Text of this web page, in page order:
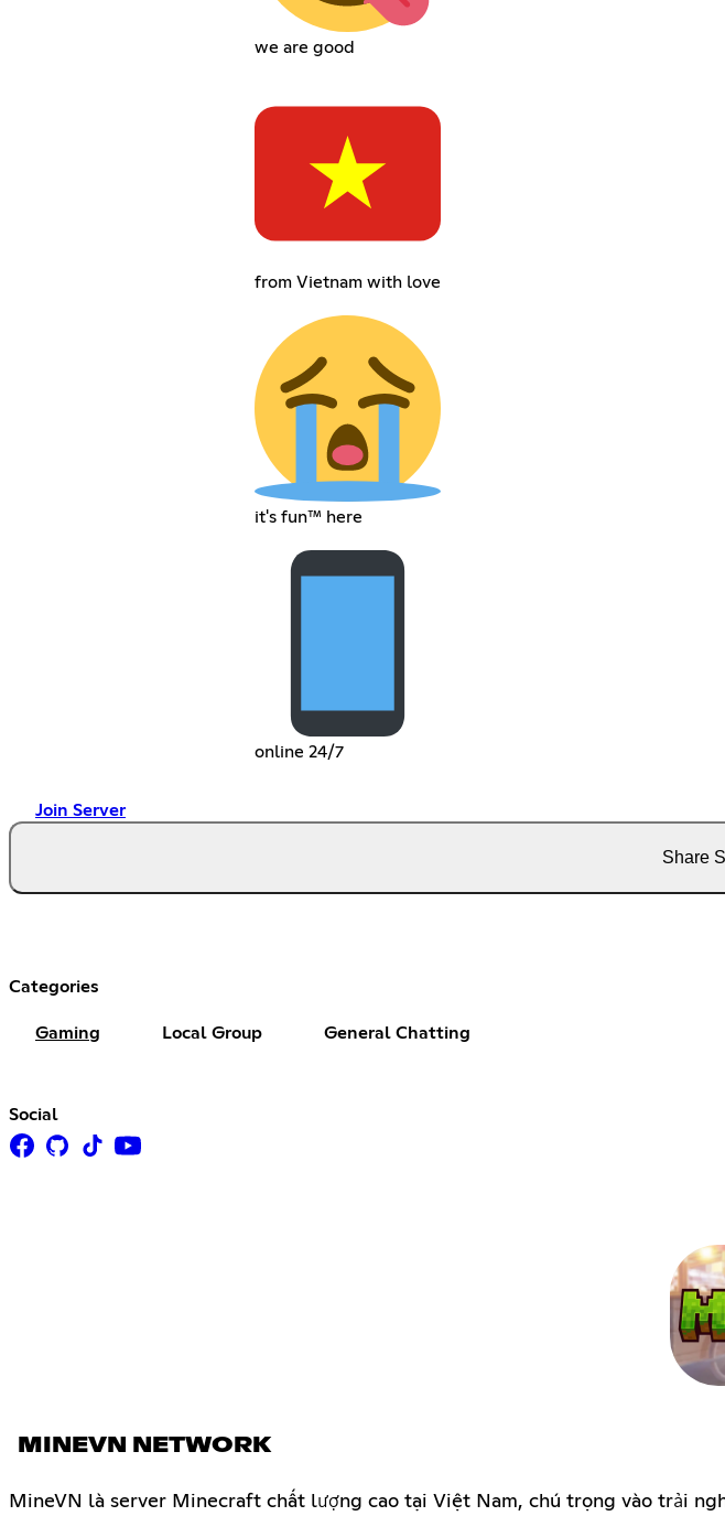
we are good
from Vietnam with love
it's fun™️ here
online 24/7
Join Server
Share
Categories
Gaming Local Group General Chatting
Social
MINEVN NETWORK
MineVN là server Minecraft chất lượng cao tại Việt Nam, chú trọng vào trải